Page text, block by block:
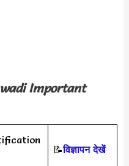
Important
📝विज्ञापन देखें